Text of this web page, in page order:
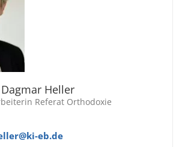
Heller
Referat Orthodoxie
eb.de